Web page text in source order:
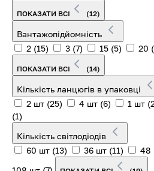
ПОКАЗАТИ ВСІ (12)
Вантажопідйомність
2 (15) 3 (7) 15 (5) 20
ПОКАЗАТИ ВСІ (14)
Кількість ланцюгів в упаковці
2 шт (25) 4 шт (6) 1 шт
(1)
Кількість світлодіодів
60 шт (13) 36 шт (11) 48